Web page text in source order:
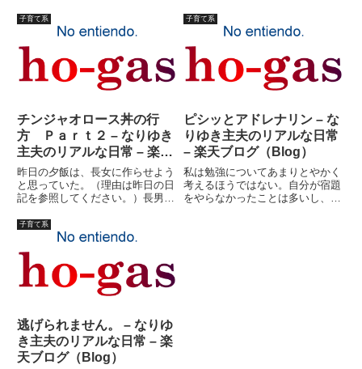
て足が痛い。自主トレも止めよ
う。大体、仕事も溜まってる。
（日記の更新も溜まって
る・・・）遊びのネタはさっき遅
れて書き込ん...
緒・・・・（というか自分でもよ
くわからないのですが）やっぱり
左肩が痛いので午前中は整骨院に
行ってみた。「お久しぶりです。
丸々１ヶ月...
子育て系
チンジャオロース丼の行
方 Ｐａｒｔ２ – なりゆき
主夫のリアルな日常 – 楽天
ブログ（Blog）
昨日の夕飯は、長女に作らせよう
と思っていた。（理由は昨日の日
記を参照してください。）長男と
いた長女が帰ってきて、何をやら
せるか？やらせればやるし、やら
せなければやらない。（当たり前
だが）作らせる時間はないが、
飯...
子育て系
ピシッとアドレナリン – な
りゆき主夫のリアルな日常
– 楽天ブログ（Blog）
私は勉強についてあまりとやかく
考えるほうではない。自分が宿題
をやらなかったことは多いし、勉
子育て系
逃げられません。 – なりゆ
き主夫のリアルな日常 – 楽
天ブログ（Blog）